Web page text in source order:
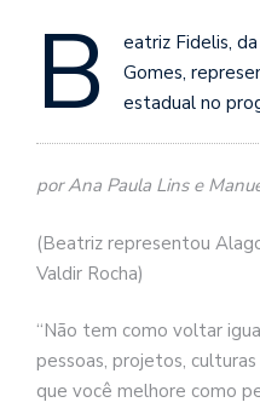
B
eatriz Fidelis,
Gomes,
estadual no
por Ana Paula Lins e
(Beatriz representou
Valdir Rocha)
“Não tem como voltar
pessoas, projetos,
que você melhore como